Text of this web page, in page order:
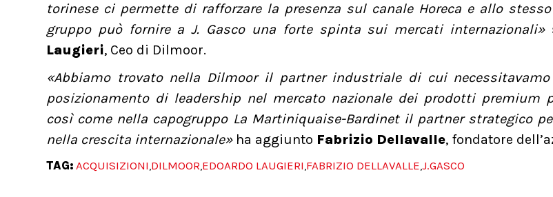
torinese ci permette di rafforzare la presenza sul canale Horeca e allo
gruppo può fornire a J. Gasco una forte spinta sui mercati internazionali»
Laugieri, Ceo di Dilmoor.
«Abbiamo trovato nella Dilmoor il partner industriale di cui
posizionamento di leadership nel mercato nazionale dei prodotti premium
così come nella capogruppo La Martiniquaise-Bardinet il partner strategico
nella crescita internazionale»ha aggiunto Fabrizio Dellavalle, fondatore
TAG: ACQUISIZIONI,DILMOOR,EDOARDO LAUGIERI,FABRIZIO DELLAVALLE,J.GASCO